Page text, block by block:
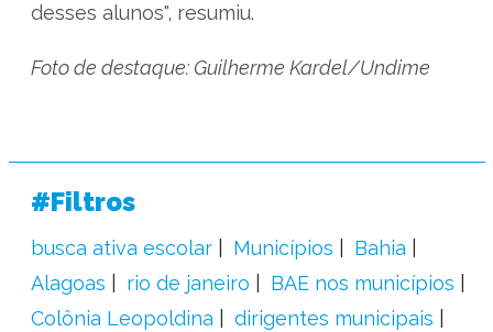
desses alunos", resumiu.
Foto de destaque: Guilherme Kardel/Undime
#Filtros
busca ativa escolar Municípios
Bahia
Alagoas
rio de janeiro
BAE nos municípios
Colônia Leopoldina
dirigentes municipais